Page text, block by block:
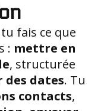
fais ce que
: mettre en
, structurée
des dates. Tu
contacts,